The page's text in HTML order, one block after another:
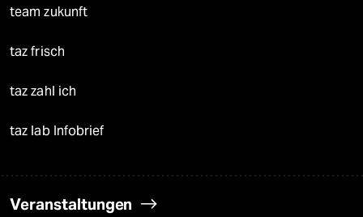
team zukunft
taz frisch
taz zahl ich
taz lab Infobrief
Veranstaltungen